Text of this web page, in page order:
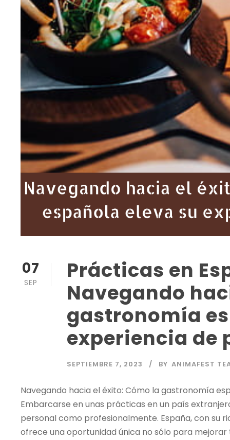
07
SEP
Prácticas en
Navegando
gastronomía
experiencia de
SEPTIEMBRE 7, 2023 BY ANIMAFEST
Navegando hacia el éxito: Cómo la gastronomía
Embarcarse en unas prácticas en un país
personal como profesionalmente. España, con su
ofrece una oportunidad única no sólo para